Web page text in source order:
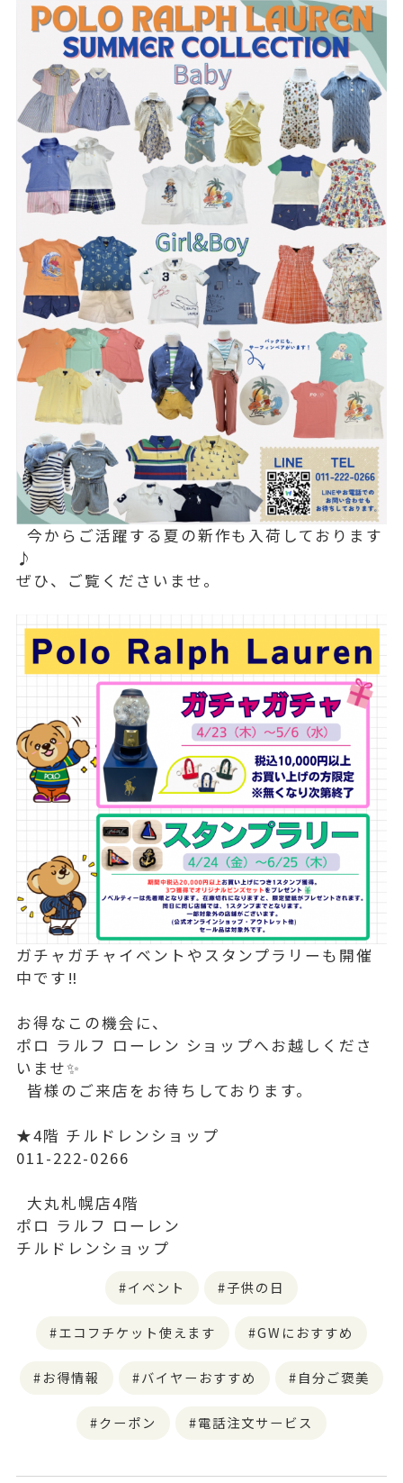
今からご活躍する夏の新作も入荷しております
♪
ぜひ、ご覧くださいませ。
ガチャガチャイベントやスタンプラリーも開催
中です‼️
お得なこの機会に、
ポロ ラルフ ローレン ショップへお越しくださ
いませ✨
皆様のご来店をお待ちしております。
★4階 チルドレンショップ
011-222-0266
大丸札幌店4階
ポロ ラルフ ローレン
チルドレンショップ
イベント 子供の日
エコフチケット使えます GWにおすすめ
お得情報 バイヤーおすすめ 自分ご褒美
クーポン 電話注文サービス